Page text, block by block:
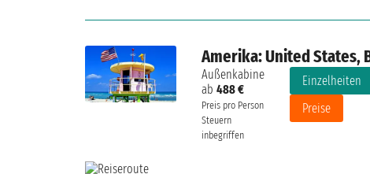
Amerika: United States,
Außenkabine
ab488 €
Preis pro Person
Steuern
inbegriffen
Einzelheiten
Preise